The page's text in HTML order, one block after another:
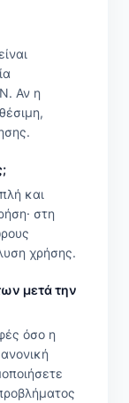
Αν η
και
στη
χρήσης.
μετά την
όσο η